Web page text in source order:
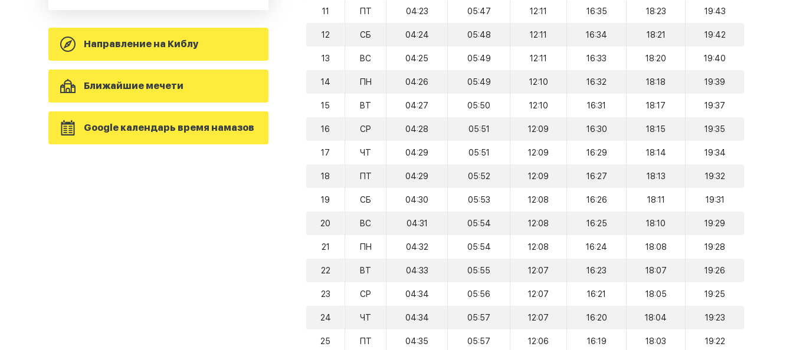
Направление на Киблу
Ближайшие мечети
Google календарь время намазов
11 ПТ 04:23 05:47 12:11 16:35 18:23 19:43
12 СБ 04:24 05:48 12:11 16:34 18:21 19:42
13 ВС 04:25 05:49 12:11 16:33 18:20 19:40
14 ПН 04:26 05:49 12:10 16:32 18:18 19:39
15 ВТ 04:27 05:50 12:10 16:31 18:17 19:37
16 СР 04:28 05:51 12:09 16:30 18:15 19:35
17 ЧТ 04:29 05:51 12:09 16:29 18:14 19:34
18 ПТ 04:29 05:52 12:09 16:27 18:13 19:32
19 СБ 04:30 05:53 12:08 16:26 18:11 19:31
20 ВС 04:31 05:54 12:08 16:25 18:10 19:29
21 ПН 04:32 05:54 12:08 16:24 18:08 19:28
22 ВТ 04:33 05:55 12:07 16:23 18:07 19:26
23 СР 04:34 05:56 12:07 16:21 18:05 19:25
24 ЧТ 04:34 05:57 12:07 16:20 18:04 19:23
25 ПТ 04:35 05:57 12:06 16:19 18:03 19:22